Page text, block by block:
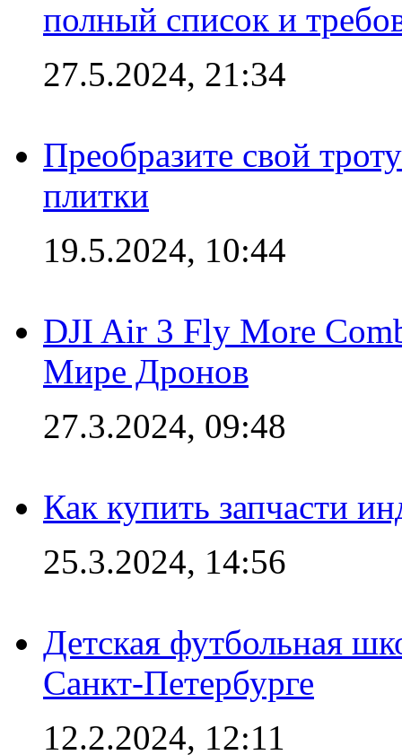
полный список и
27.5.2024, 21:34
Преобразите свой
плитки
19.5.2024, 10:44
DJI Air 3 Fly More
Мире Дронов
27.3.2024, 09:48
Как купить запчасти
25.3.2024, 14:56
Детская футбольная
Санкт-Петербурге
12.2.2024, 12:11